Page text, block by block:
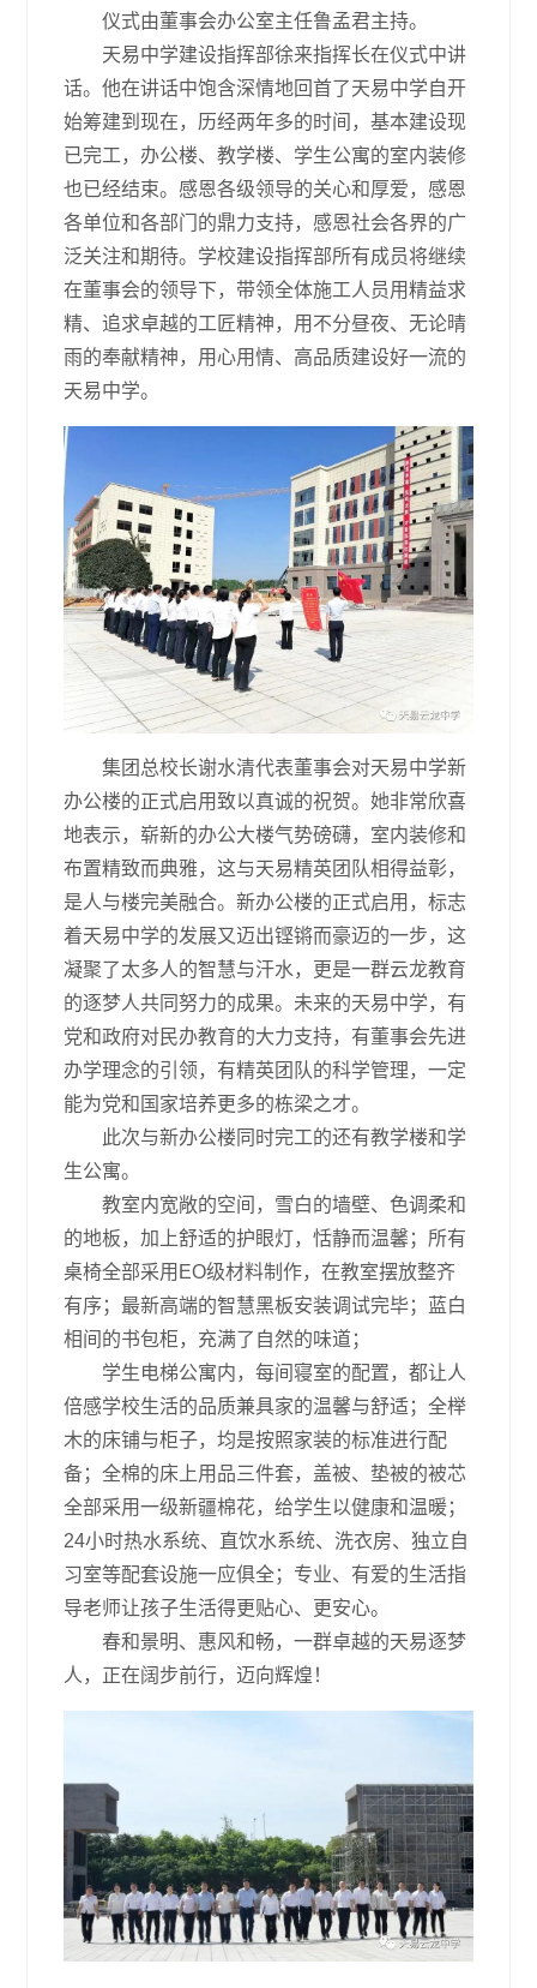
仪式由董事会办公室主任鲁孟君主持。
天易中学建设指挥部徐来指挥长在仪式中讲
话。他在讲话中饱含深情地回首了天易中学自开
始筹建到现在，历经两年多的时间，基本建设现
已完工，办公楼、教学楼、学生公寓的室内装修
也已经结束。感恩各级领导的关心和厚爱，感恩
各单位和各部门的鼎力支持，感恩社会各界的广
泛关注和期待。学校建设指挥部所有成员将继续
在董事会的领导下，带领全体施工人员用精益求
精、追求卓越的工匠精神，用不分昼夜、无论晴
雨的奉献精神，用心用情、高品质建设好一流的
天易中学。
集团总校长谢水清代表董事会对天易中学新
办公楼的正式启用致以真诚的祝贺。她非常欣喜
地表示，崭新的办公大楼气势磅礴，室内装修和
布置精致而典雅，这与天易精英团队相得益彰，
是人与楼完美融合。新办公楼的正式启用，标志
着天易中学的发展又迈出铿锵而豪迈的一步，这
凝聚了太多人的智慧与汗水，更是一群云龙教育
的逐梦人共同努力的成果。未来的天易中学，有
党和政府对民办教育的大力支持，有董事会先进
办学理念的引领，有精英团队的科学管理，一定
能为党和国家培养更多的栋梁之才。
此次与新办公楼同时完工的还有教学楼和学
生公寓。
教室内宽敞的空间，雪白的墙壁、色调柔和
的地板，加上舒适的护眼灯，恬静而温馨；所有
桌椅全部采用EO级材料制作，在教室摆放整齐
有序；最新高端的智慧黑板安装调试完毕；蓝白
相间的书包柜，充满了自然的味道；
学生电梯公寓内，每间寝室的配置，都让人
倍感学校生活的品质兼具家的温馨与舒适；全榉
木的床铺与柜子，均是按照家装的标准进行配
备；全棉的床上用品三件套，盖被、垫被的被芯
全部采用一级新疆棉花，给学生以健康和温暖；
24小时热水系统、直饮水系统、洗衣房、独立自
习室等配套设施一应俱全；专业、有爱的生活指
导老师让孩子生活得更贴心、更安心。
春和景明、惠风和畅，一群卓越的天易逐梦
人，正在阔步前行，迈向辉煌！